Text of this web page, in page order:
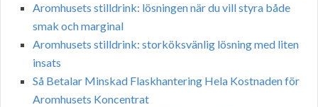
Aromhusets stilldrink: lösningen när du vill styra både
smak och marginal
Aromhusets stilldrink: storköksvänlig lösning med liten
insats
Så Betalar Minskad Flaskhantering Hela Kostnaden för
Aromhusets Koncentrat